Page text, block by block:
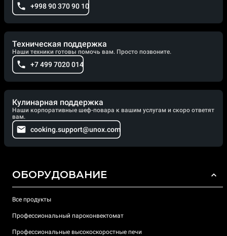
+998 90 370 90 10
Техническая поддержка
Наши техники готовы помочь вам. Просто позвоните.
+7 499 7020 014
Кулинарная поддержка
Наши корпоративные шеф-повара к вашим услугам и скоро ответят
вам.
cooking.support@unox.com
ОБОРУДОВАНИЕ
Все продукты
Профессиональный пароконвектомат
Профессиональные высокоскоростные печи